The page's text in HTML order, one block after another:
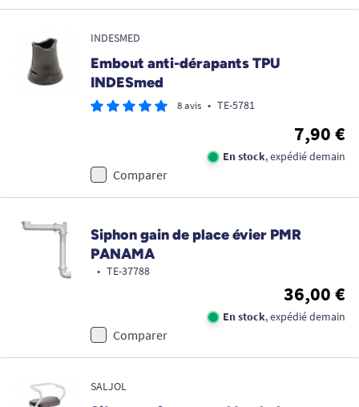
INDESMED
Embout anti-dérapants TPU
INDESmed
8 avis • TE-5781
7,90 €
En stock, expédié demain
Comparer
Siphon gain de place évier PMR
PANAMA
• TE-37788
36,00 €
En stock, expédié demain
Comparer
SALJOL